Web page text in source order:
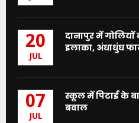
20
JUL
दानापुर में
इलाका, अंधाधुंध
07
JUL
स्कूल में पिटाई के
बवाल